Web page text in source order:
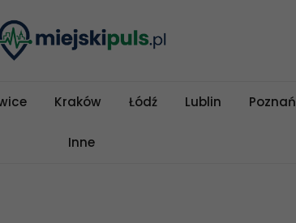
Kraków Łódź Lublin Poznań
Inne